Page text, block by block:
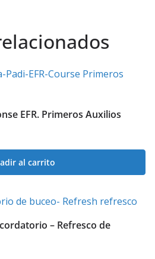
EFR. Primeros Auxilios
al carrito
– Refresco de